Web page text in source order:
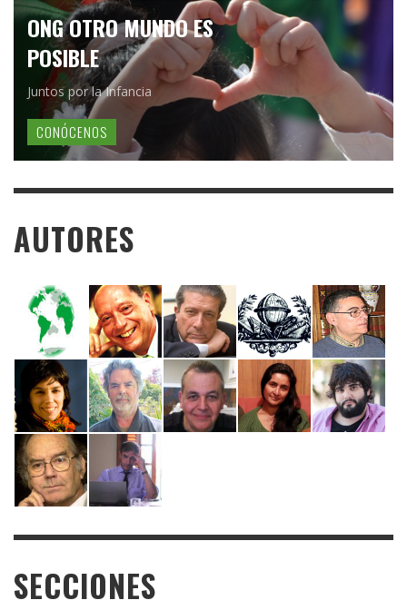
ONG OTRO MUNDO ES
POSIBLE
Juntos por la Infancia
CONÓCENOS
AUTORES
SECCIONES